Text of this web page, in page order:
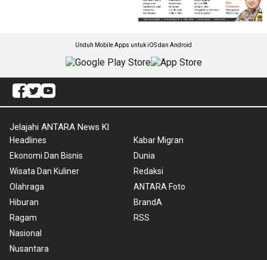
Unduh Mobile Apps untuk iOS dan Android
Jelajahi ANTARA News Kl
Headlines
Ekonomi Dan Bisnis
Wisata Dan Kuliner
Olahraga
Hiburan
Ragam
Nasional
Nusantara
Kabar Migran
Dunia
Redaksi
ANTARA Foto
BrandA
RSS